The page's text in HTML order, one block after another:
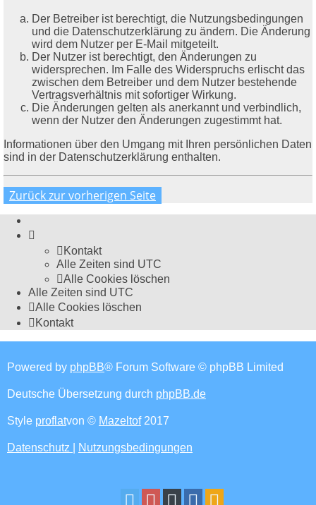
Der Betreiber ist berechtigt, die Nutzungsbedingungen
und die Datenschutzerklärung zu ändern. Die Änderung
wird dem Nutzer per E-Mail mitgeteilt.
Der Nutzer ist berechtigt, den Änderungen zu
widersprechen. Im Falle des Widerspruchs erlischt das
zwischen dem Betreiber und dem Nutzer bestehende
Vertragsverhältnis mit sofortiger Wirkung.
Die Änderungen gelten als anerkannt und verbindlich,
wenn der Nutzer den Änderungen zugestimmt hat.
Informationen über den Umgang mit Ihren persönlichen Daten
sind in der Datenschutzerklärung enthalten.
Zurück zur vorherigen Seite
Kontakt
Alle Zeiten sind UTC
Alle Cookies löschen
Alle Zeiten sind UTC
Alle Cookies löschen
Kontakt
Powered by phpBB® Forum Software © phpBB Limited
Deutsche Übersetzung durch phpBB.de
Style proflatvon © Mazeltof2017
Datenschutz Nutzungsbedingungen